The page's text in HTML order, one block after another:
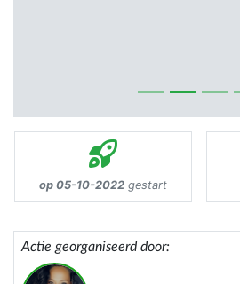
op 05-10-2022 gestart
Actie georganiseerd door: